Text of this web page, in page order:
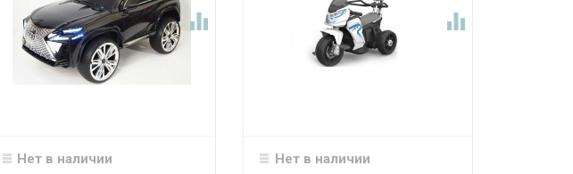

Нет в наличии

Нет в наличии